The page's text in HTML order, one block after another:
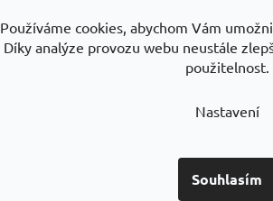
Používáme cookies, abychom Vám
Díky analýze provozu webu neustále
použitelnost.
Nastavení
Souhlasím